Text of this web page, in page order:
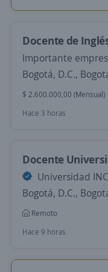
Docente de
Importante
Bogotá, D.C.,
$ 2.600.000,00 (Mensual)
Hace 3 horas
Docente
Universidad
Bogotá, D.C.,
Remoto
Hace 9 horas